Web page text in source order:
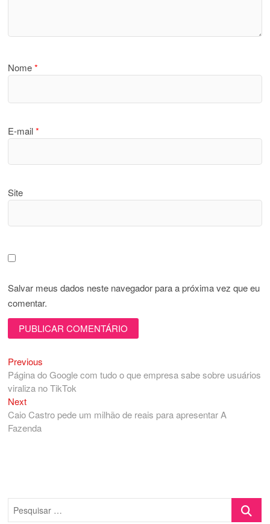
Nome*
E-mail*
Site
Salvar meus dados neste navegador para a próxima vez que eu
comentar.
Navegação
de
Post
Previous
post:
Página do Google com tudo o que empresa sabe sobre usuários
viraliza no TikTok
NextNext
post:
Caio Castro pede um milhão de reais para apresentar A
Fazenda